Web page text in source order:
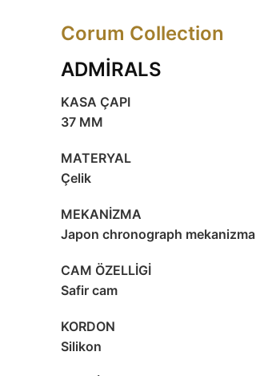
Corum Collection
ADMİRALS
KASA ÇAPI
37 MM
MATERYAL
Çelik
MEKANİZMA
Japon chronograph mekanizma
CAM ÖZELLİGİ
Safir cam
KORDON
Silikon